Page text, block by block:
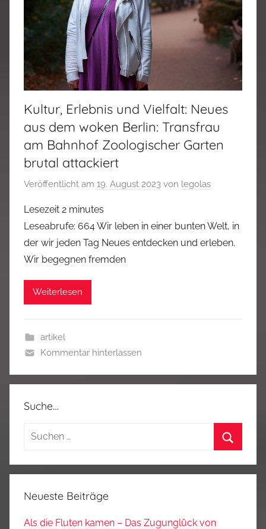
Kultur, Erlebnis und Vielfalt: Neues
aus dem woken Berlin: Transfrau
am Bahnhof Zoologischer Garten
brutal attackiert
Veröffentlicht am 19. August 2023 von legolas
Lesezeit 2 minutes
Leseabrufe: 664 Wir leben in einer bunten Welt, in
der wir jeden Tag Neues entdecken und erleben.
Wir begegnen fremden
Weiterlesen
artikel
Kommentar hinterlassen
Suche…
Suchen
Neueste Beiträge
Als die Fluten kamen – Das Zugunglück von